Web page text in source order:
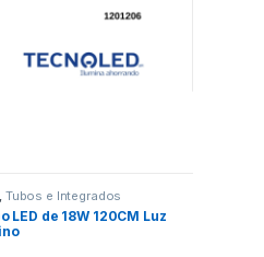
Tubos e Integrados
LED de 18W 120CM Luz